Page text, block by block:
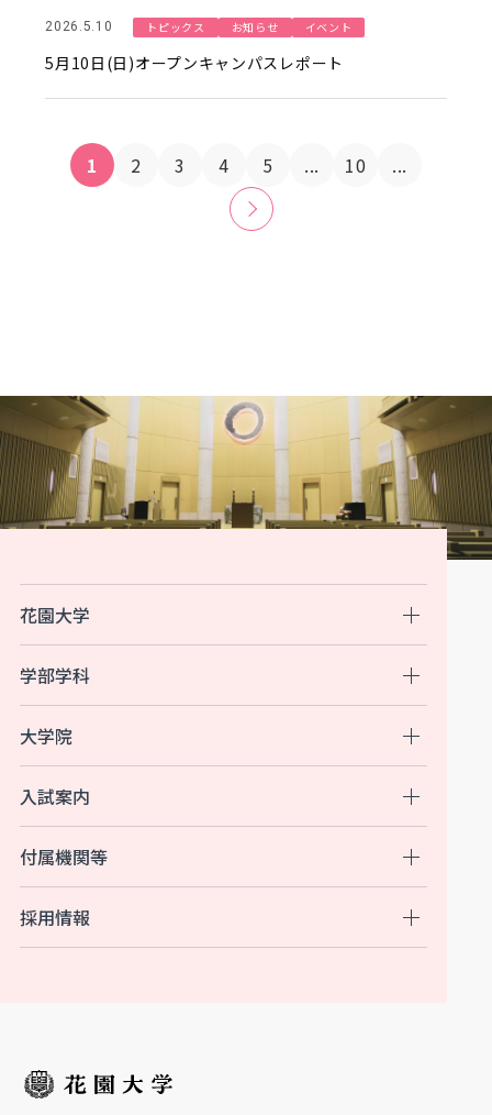
2026.5.10 トピックス お知らせ イベント
5月10日(日)オープンキャンパスレポート
1 2 3 4 5 ... 10
...
»
花園大学
入試案内
付属機関等
学部学科
大学院
採用情報